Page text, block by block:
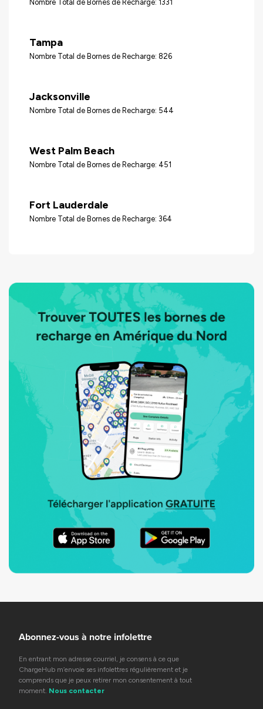
Nombre Total de Bornes de Recharge: 1331
Tampa
Nombre Total de Bornes de Recharge: 826
Jacksonville
Nombre Total de Bornes de Recharge: 544
West Palm Beach
Nombre Total de Bornes de Recharge: 451
Fort Lauderdale
Nombre Total de Bornes de Recharge: 364
Abonnez-vous à notre infolettre
En entrant mon adresse courriel, je consens à ce que
ChargeHub m’envoie ses infolettres régulièrement et je
comprends que je peux retirer mon consentement à tout
moment. Nous contacter